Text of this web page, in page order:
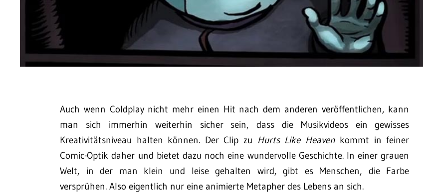
Auch wenn Coldplay nicht mehr einen Hit nach dem anderen veröffentlichen, kann
man sich immerhin weiterhin sicher sein, dass die Musikvideos ein gewisses
Kreativitätsniveau halten können. Der Clip zu Hurts Like Heavenkommt in feiner
Comic-Optik daher und bietet dazu noch eine wundervolle Geschichte. In einer grauen
Welt, in der man klein und leise gehalten wird, gibt es Menschen, die Farbe
versprühen. Also eigentlich nur eine animierte Metapher des Lebens an sich.